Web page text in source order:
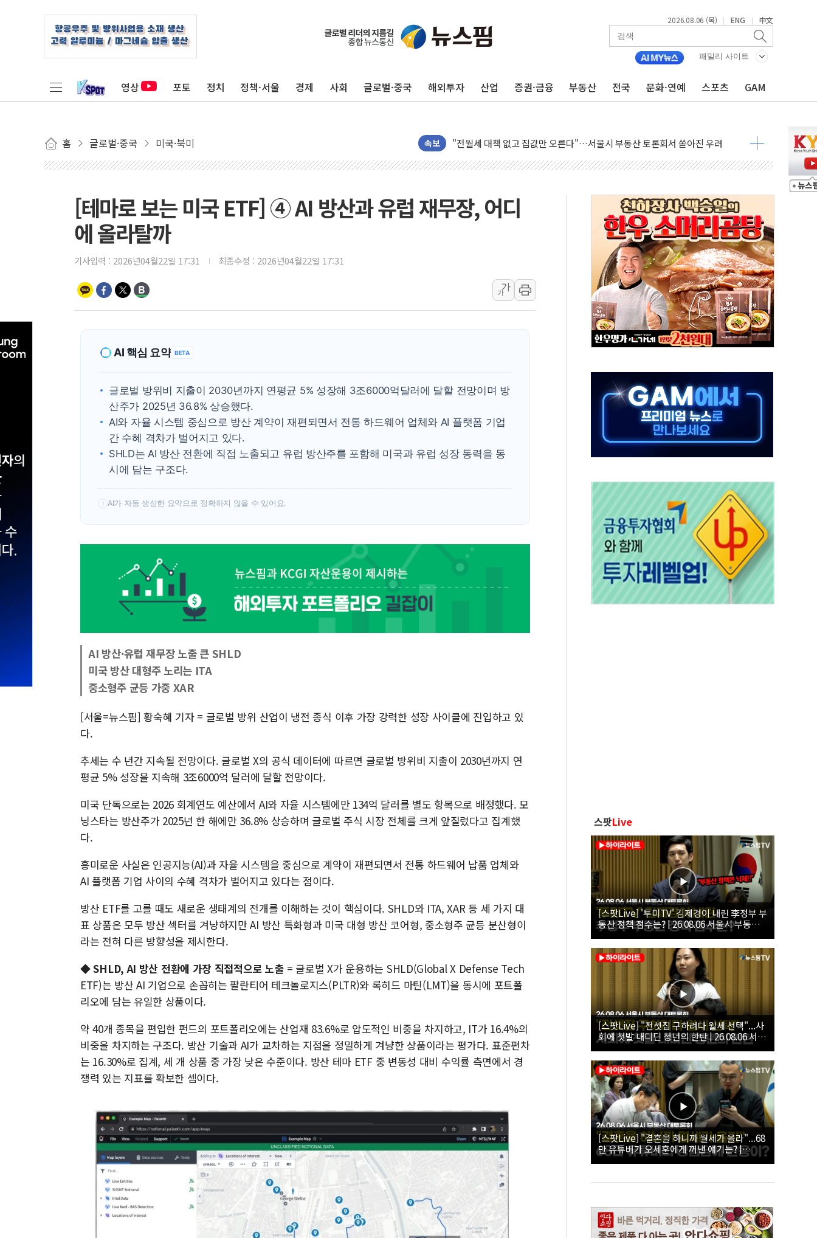
2026.08.06 (목) | ENG | 中文
패밀리 사이트
영상 포토 정치 정책·서울 경제 사회 글로벌·중국 해외투자 산업 증권·금융 부동산 전국 문화·연예 스포츠 GAM
홈 글로벌·중국 미국·북미 속보
초등학교 앞서 '쾅'…대전 중구서 시내버스 등 3중 추돌·1명 부상
"전월세 대책 없고 집값만 오른다"…서울시 부동산 토론회서 쏟아진 우려
청와대 "내일 부동산 점검 2차 회의"…주택 공급 방안 논의한다
케이피에프, 2분기 매출액 2136억원
국민통합위 "청년엔 기회를, 중고령층엔 안정을"…세대상생 일자리 특위 출범
레드캡투어, 2분기 영업익 16% 증가…역대 2분기 최대 실적
HD건설기계, 재생에너지 사용률 40%로 높인다…2040 RE100 속도
아파트에 코브라가…검찰, 멸종위기종 밀수 조직 적발
윤영달 크라운해태 회장 "미래세대와 전통문화 소통 자리, 꾸준히 만들겠다"
'주택 공급 vs 공원 보존'…용산어린이정원 활용 놓고 충돌 예고
부대찌개·보쌈 프랜차이즈 '놀부' 법원에 기업회생 신청
깊이가 다른 글로벌 투자 정보 GAM - 맛보기편 (8/6)
넷마블문화재단, 임직원 가족 직업체험 프로그램 진행
김민석 측 "'레버리지 ETF 도입 김 총리 지시'는 가짜뉴스…법적 조치"
앤스로픽도 AI칩 직접 만든다…삼성전자 2나노 수주 '촉각'
'친명 vs 친청' 경선 과열...민주당 선관위 "불법 선거운동·방해행위 엄중 제재"
민주당 지지층·무당층 1순위 선호도, 정청래 39.9% 김민석 39.8%
[테마로 보는 미국 ETF] ④ AI 방산과 유럽 재무장, 어디
에 올라탈까
기사입력 : 2026년04월22일 17:31 최종수정 : 2026년04월22일 17:31
가
가
AI 핵심 요약 BETA
글로벌 방위비 지출이 2030년까지 연평균 5% 성장해 3조6000억달러에 달할 전망이며 방
산주가 2025년 36.8% 상승했다.
AI와 자율 시스템 중심으로 방산 계약이 재편되면서 전통 하드웨어 업체와 AI 플랫폼 기업
간 수혜 격차가 벌어지고 있다.
SHLD는 AI 방산 전환에 직접 노출되고 유럽 방산주를 포함해 미국과 유럽 성장 동력을 동
시에 담는 구조다.
! AI가 자동 생성한 요약으로 정확하지 않을 수 있어요.
AI 방산·유럽 재무장 노출 큰 SHLD
미국 방산 대형주 노리는 ITA
중소형주 균등 가중 XAR
[서울=뉴스핌] 황숙혜 기자 = 글로벌 방위 산업이 냉전 종식 이후 가장 강력한 성장 사이클에 진입하고 있
다.
추세는 수 년간 지속될 전망이다. 글로벌 X의 공식 데이터에 따르면 글로벌 방위비 지출이 2030년까지 연
평균 5% 성장을 지속해 3조6000억 달러에 달할 전망이다.
미국 단독으로는 2026 회계연도 예산에서 AI와 자율 시스템에만 134억 달러를 별도 항목으로 배정했다. 모
닝스타는 방산주가 2025년 한 해에만 36.8% 상승하며 글로벌 주식 시장 전체를 크게 앞질렀다고 집계했
다.
흥미로운 사실은 인공지능(AI)과 자율 시스템을 중심으로 계약이 재편되면서 전통 하드웨어 납품 업체와
AI 플랫폼 기업 사이의 수혜 격차가 벌어지고 있다는 점이다.
방산 ETF를 고를 때도 새로운 생태계의 전개를 이해하는 것이 핵심이다. SHLD와 ITA, XAR 등 세 가지 대
표 상품은 모두 방산 섹터를 겨냥하지만 AI 방산 특화형과 미국 대형 방산 코어형, 중소형주 균등 분산형이
라는 전혀 다른 방향성을 제시한다.
◆SHLD, AI 방산 전환에 가장 직접적으로 노출 = 글로벌 X가 운용하는 SHLD(Global X Defense Tech
ETF)는 방산 AI 기업으로 손꼽히는 팔란티어 테크놀로지스(PLTR)와 록히드 마틴(LMT)을 동시에 포트폴
리오에 담는 유일한 상품이다.
약 40개 종목을 편입한 펀드의 포트폴리오에는 산업재 83.6%로 압도적인 비중을 차지하고, IT가 16.4%의
비중을 차지하는 구조다. 방산 기술과 AI가 교차하는 지점을 정밀하게 겨냥한 상품이라는 평가다. 표준편차
는 16.30%로 집계, 세 개 상품 중 가장 낮은 수준이다. 방산 테마 ETF 중 변동성 대비 수익률 측면에서 경
쟁력 있는 지표를 확보한 셈이다.
스팟Live
[스팟Live] '투미TV' 김제경이 내린 李정부 부
동산 정책 점수는? | 26.08.06 서울시 부동산
대토론회
[스팟Live] "전셋집 구하려다 월세 선택"...사
회에 첫발 내디딘 청년의 한탄 | 26.08.06 서울
시 부동산 대토론회
[스팟Live] "결혼을 하니까 월세가 올라"...68
만 유튜버가 오세훈에게 꺼낸 얘기는? |
26.08.06 서울시 부동산 대토론회